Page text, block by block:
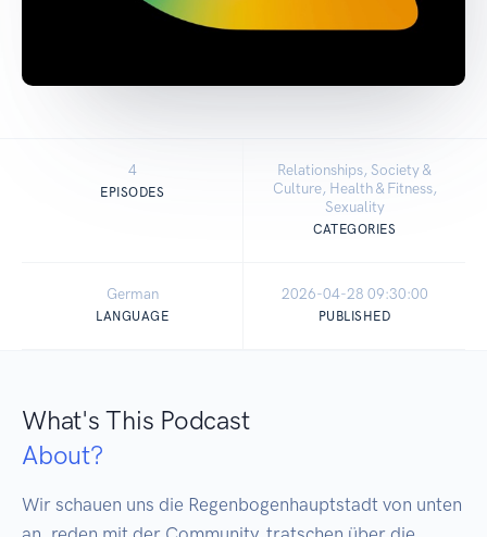
4
EPISODES
Relationships, Society &
Culture, Health & Fitness,
Sexuality
CATEGORIES
German
LANGUAGE
2026-04-28 09:30:00
PUBLISHED
What's This Podcast
About?
Wir schauen uns die Regenbogenhauptstadt von unten